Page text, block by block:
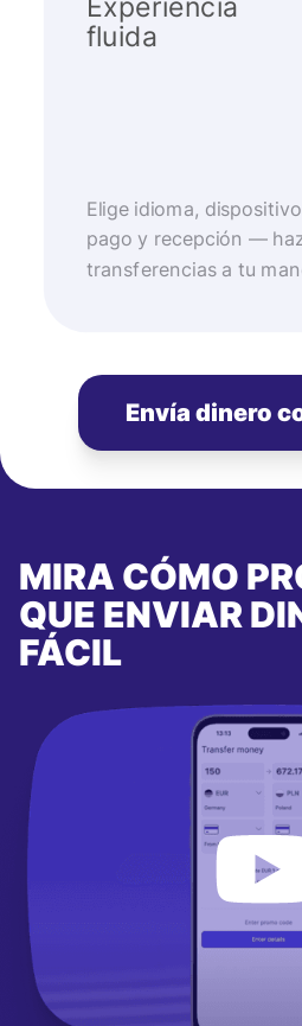
Experiencia
fluida
Elige idioma,
pago y recepción —
transferencias a tu
Envía dinero
MIRA CÓMO
QUE ENVIAR
FÁCIL